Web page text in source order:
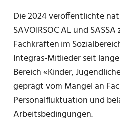
Die 2024 veröffentlichte
SAVOIRSOCIAL und
Fachkräften im
Integras-Mitlieder seit
Bereich «Kinder,
geprägt vom Mangel an
Personalfluktuation und
Arbeitsbedingungen.